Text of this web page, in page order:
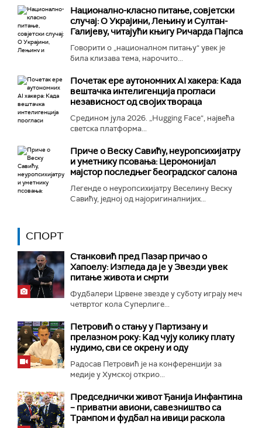
Национално-класнo питање, совјетски
случај: О Украјини, Лењину и Султан-
Галијеву, читајући књигу Ричарда Пајпса
Говорити о „националном питању“ увек је
била клизава тема, нарочито...
Почетак ере аутономних AI хакера: Када
вештачка интелигенција прогласи
независност од својих твораца
Средином јула 2026. „Hugging Face“, највећа
светска платформа...
Приче о Веску Савићу, неуропсихијатру
и уметнику псовања: Церомонијал
мајстор последњег београдског салона
Легенде о неуропсихијатру Веселину Веску
Савићу, једној од најоригиналнијих...
СПОРТ
Станковић пред Пазар причао о
Хапоелу: Изгледа да је у Звезди увек
питање живота и смрти
Фудбалери Црвене звезде у суботу играју меч
четвртог кола Суперлиге...
Петровић о стању у Партизану и
прелазном року: Кад чују колику плату
нудимо, сви се окрену и оду
Радосав Петровић је на конференцији за
медије у Хумској открио...
Председнички живот Ђанија Инфантина
– приватни авиони, савезништво са
Трампом и фудбал на ивици раскола